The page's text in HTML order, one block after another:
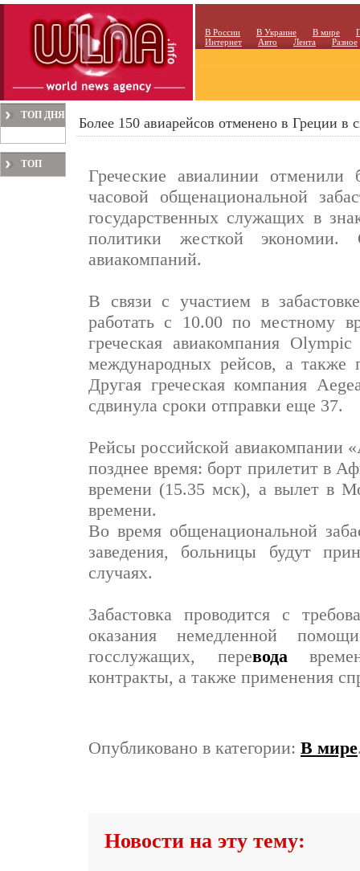
В России В Украине В мире
Интернет
Авто Лента Разное
ТОП ДНЯ
ТОП
Более 150 авиарейсов отменено в Греции в
Греческие авиалинии
часовой общенациональной
государственных служащих в
политики жесткой экономии.
авиакомпаний.
В связи с участием в
работать с 10.00 по местному
греческая авиакомпания
международных рейсов, а также
Другая греческая компания
сдвинула сроки отправки еще 37.
Рейсы российской авиакомпании
позднее время: борт прилетит в
времени (15.35 мск), а вылет в
времени.
Во время общенациональной
заведения, больницы будут
случаях.
Забастовка проводится с
оказания немедленной
госслужащих, перевода
контракты, а также применения
Опубликовано в категории: В мире
Новости на эту тему: